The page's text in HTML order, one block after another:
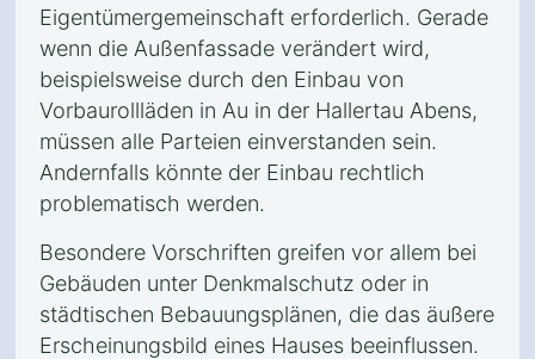
Eigentümergemeinschaft erforderlich. Gerade
wenn die Außenfassade verändert wird,
beispielsweise durch den Einbau von
Vorbaurollläden in Au in der Hallertau Abens,
müssen alle Parteien einverstanden sein.
Andernfalls könnte der Einbau rechtlich
problematisch werden.
Besondere Vorschriften greifen vor allem bei
Gebäuden unter Denkmalschutz oder in
städtischen Bebauungsplänen, die das äußere
Erscheinungsbild eines Hauses beeinflussen.